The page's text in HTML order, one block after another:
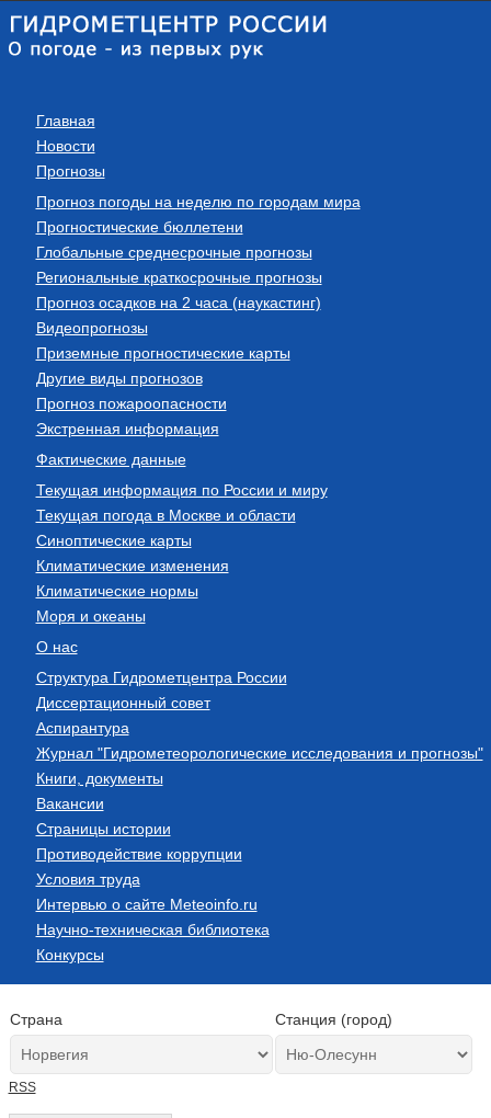
Главная
Новости
Прогнозы
Прогноз погоды на неделю по городам мира
Прогностические бюллетени
Глобальные среднесрочные прогнозы
Региональные краткосрочные прогнозы
Прогноз осадков на 2 часа (наукастинг)
Видеопрогнозы
Приземные прогностические карты
Другие виды прогнозов
Прогноз пожароопасности
Экстренная информация
Фактические данные
Текущая информация по России и миру
Текущая погода в Москве и области
Синоптические карты
Климатические изменения
Климатические нормы
Моря и океаны
О нас
Структура Гидрометцентра России
Диссертационный совет
Аспирантура
Журнал "Гидрометеорологические исследования и прогнозы"
Книги, документы
Вакансии
Страницы истории
Противодействие коррупции
Условия труда
Интервью о сайте Meteoinfo.ru
Научно-техническая библиотека
Конкурсы
Страна Станция (город)
RSS